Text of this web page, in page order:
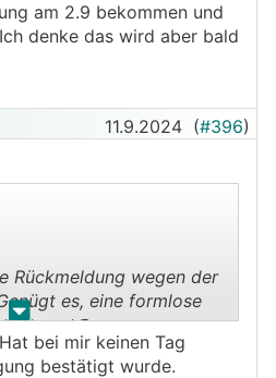
am 2.9 bekommen und
denke das wird aber bald
11.9.2024 (#396)
. .
Rückmeldung wegen der
es, eine formlose
support@neoom.com zu
bei mir keinen Tag
bestätigt wurde.